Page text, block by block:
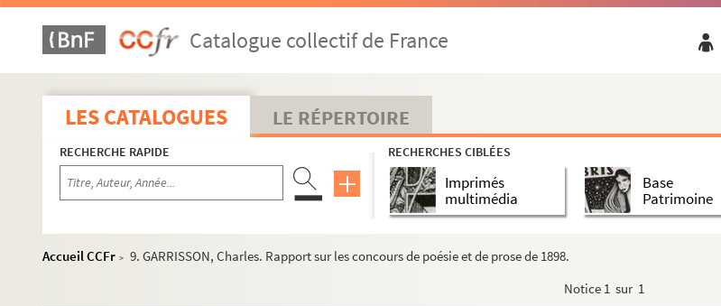
Catalogue collectif de France
LES CATALOGUES LE RÉPERTOIRE
RECHERCHE RAPIDE RECHERCHES CIBLÉES
Imprimés
multimédia
Base
Patrimoine
Accueil CCFr > 9. GARRISSON, Charles. Rapport sur les concours de poésie et de prose de 1898.
Notice 1 sur 1
Ms. 3397 (D). Cartes des anciens départements révolutionnaires avec la représentation des districts avant la créat...
Ms. 3398 (D). Timbre de 25 centimes collé sur un bout d’enveloppe.
Ms. 3399 (C). Mathieu, juge de paix du canton de Toulouse. Lettre mandant aux forces de l’ordre de faire comparaît...
Ms. 3400 (C). « Les représentants du peuple, membres du comité de salut public. aux administrateurs du département...
Ms. 3401 (C). « Bulletin des lois de la République, n° 251 ».
Ms. 3402 (A). « Brevet de traitement » du 10 thermidor an XIII, signé du Ministre des Cultes et du secrétaire géné...
Ms. 3403 (B). Administration générale des cultes, lettre à l’archevêque de Toulouse Claude Primat.
Ms. 3404 (C). Armée des Pyrénées-Orientales. Lettre signée des membres du conseil d’administration de la deuxième ...
Ms. 3405. « Préfecture de la Haute-Garonne, nouvelles officielles de l’armée » (Manquant)